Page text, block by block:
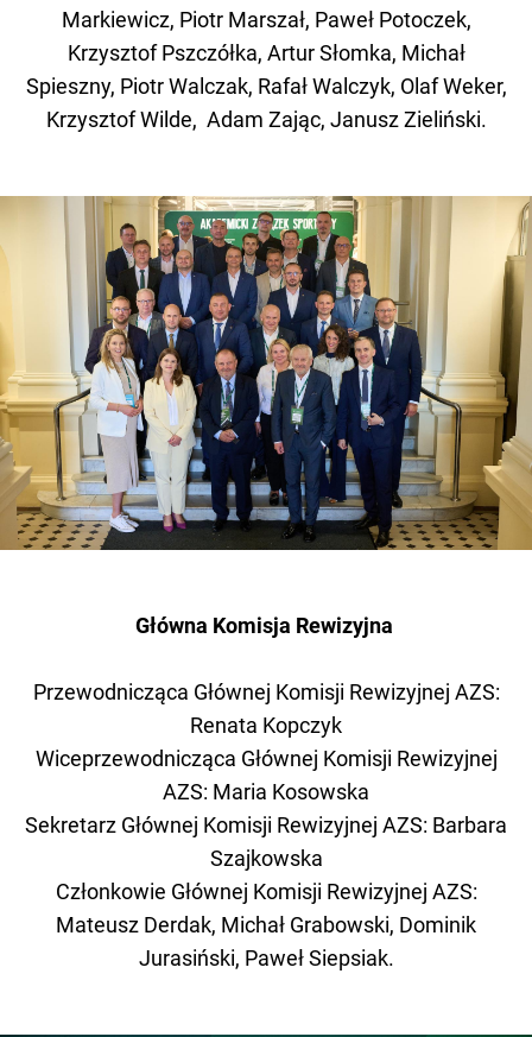
Markiewicz, Piotr Marszał, Paweł Potoczek,
Krzysztof Pszczółka, Artur Słomka, Michał
Spieszny, Piotr Walczak, Rafał Walczyk, Olaf Weker,
Krzysztof Wilde, Adam Zając, Janusz Zieliński.
Główna Komisja Rewizyjna
Przewodnicząca Głównej Komisji Rewizyjnej AZS:
Renata Kopczyk
Wiceprzewodnicząca Głównej Komisji Rewizyjnej
AZS: Maria Kosowska
Sekretarz Głównej Komisji Rewizyjnej AZS: Barbara
Szajkowska
Członkowie Głównej Komisji Rewizyjnej AZS:
Mateusz Derdak, Michał Grabowski, Dominik
Jurasiński, Paweł Siepsiak.